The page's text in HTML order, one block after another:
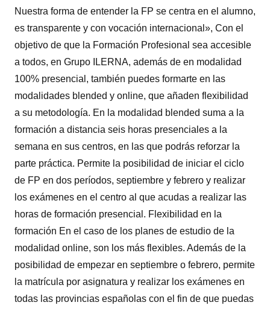
Nuestra forma de entender la FP se centra en el alumno,
es transparente y con vocación internacional», Con el
objetivo de que la Formación Profesional sea accesible
a todos, en Grupo ILERNA, además de en modalidad
100% presencial, también puedes formarte en las
modalidades blended y online, que añaden flexibilidad
a su metodología. En la modalidad blended suma a la
formación a distancia seis horas presenciales a la
semana en sus centros, en las que podrás reforzar la
parte práctica. Permite la posibilidad de iniciar el ciclo
de FP en dos períodos, septiembre y febrero y realizar
los exámenes en el centro al que acudas a realizar las
horas de formación presencial. Flexibilidad en la
formación En el caso de los planes de estudio de la
modalidad online, son los más flexibles. Además de la
posibilidad de empezar en septiembre o febrero, permite
la matrícula por asignatura y realizar los exámenes en
todas las provincias españolas con el fin de que puedas